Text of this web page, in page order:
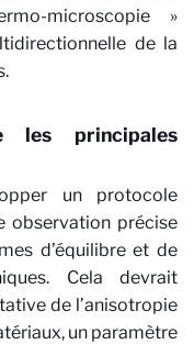
microscopie »
de la
les principales
un protocole
observation précise
d’équilibre et de
Cela devrait
de l’anisotropie
un paramètre